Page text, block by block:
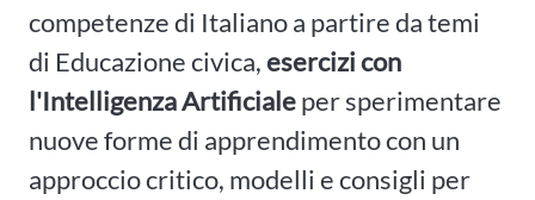
competenze di Italiano a partire da temi
di Educazione civica,esercizi con
l'Intelligenza Artificialeper sperimentare
nuove forme di apprendimento con un
approccio critico, modelli e consigli per